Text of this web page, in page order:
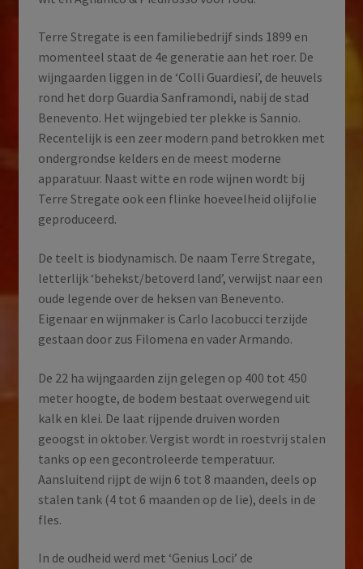
Terre Stregate is een familiebedrijf sinds 1899 en
momenteel staat de 4e generatie aan het roer. De
wijngaarden liggen in de ‘Colli Guardiesi’, de heuvels
rond het dorp Guardia Sanframondi, nabij de stad
Benevento. Het wijngebied ter plekke is Sannio.
Recentelijk is een zeer modern pand betrokken met
ondergrondse kelders en de meest moderne
apparatuur. Naast witte en rode wijnen wordt bij
Terre Stregate ook een flinke hoeveelheid olijfolie
geproduceerd.
De teelt is biodynamisch. De naam Terre Stregate,
letterlijk ‘behekst/betoverd land’, verwijst naar een
oude legende over de heksen van Benevento.
Eigenaar en wijnmaker is Carlo Iacobucci terzijde
gestaan door zus Filomena en vader Armando.
De 22 ha wijngaarden zijn gelegen op 400 tot 450
meter hoogte, de bodem bestaat overwegend uit
kalk en klei. De laat rijpende druiven worden
geoogst in oktober. Vergist wordt in roestvrij stalen
tanks op een gecontroleerde temperatuur.
Aansluitend rijpt de wijn 6 tot 8 maanden, deels op
stalen tank (4 tot 6 maanden op de lie), deels in de
fles.
In de oudheid werd met ‘Genius Loci’ de